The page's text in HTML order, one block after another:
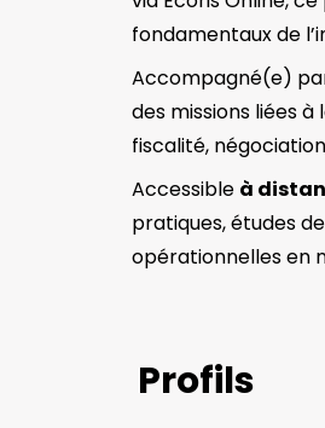
fondamentaux de
Accompagné(e)
des missions liées
fiscalité,
Accessible à
pratiques, études
opérationnelles en
Profils